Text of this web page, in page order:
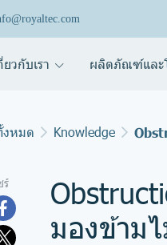
ยวกับเรา ผลิตภัณฑ์และ
หมด Knowledge
ร์
มองข้าม